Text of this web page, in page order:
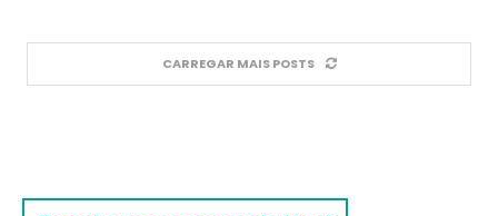
CARREGAR MAIS POSTS